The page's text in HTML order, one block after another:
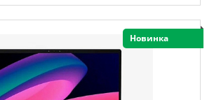
Новинка